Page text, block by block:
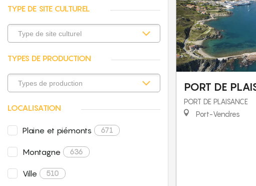
TYPE DE SITE CULTUREL
TYPES DE PRODUCTION
LOCALISATION
Plaine et piémonts 671
Montagne 636
Ville 510
PORT DE
PORT DE PLAISANCE
Port-Vendres